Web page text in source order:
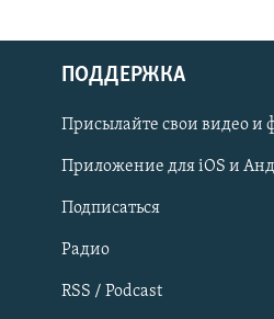
Українською
Qırımtatar
ПРИСОЕДИНЯЙТЕСЬ!
ПОДДЕРЖКА
Присылайте свои видео и
Приложение для iOS и
Подписаться
Радио
RSS / Podcast